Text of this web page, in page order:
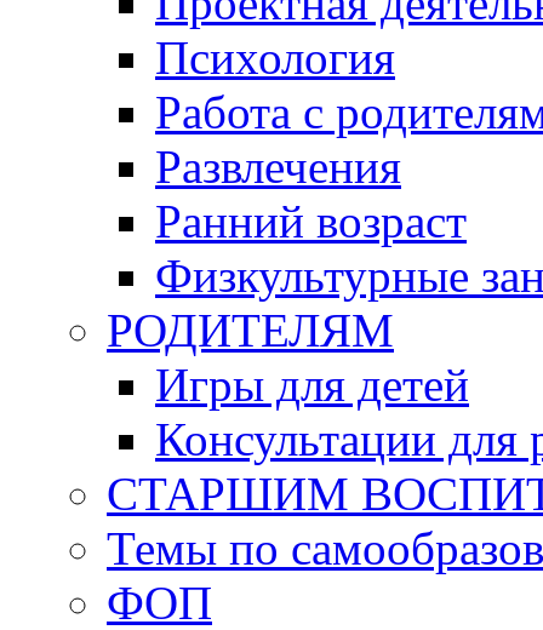
Психология
Работа с
Развлечения
Ранний возраст
Физкультурные
РОДИТЕЛЯМ
Игры для детей
Консультации для
СТАРШИМ
Темы по
ФОП